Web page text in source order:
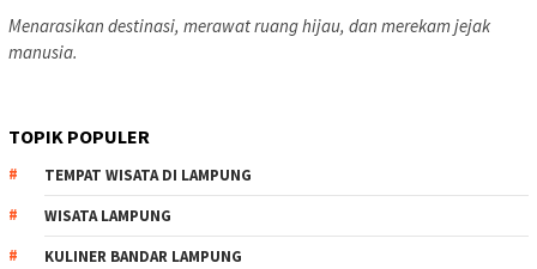
Menarasikan destinasi, merawat ruang hijau, dan merekam jejak
manusia.
TOPIK POPULER
TEMPAT WISATA DI LAMPUNG
WISATA LAMPUNG
KULINER BANDAR LAMPUNG